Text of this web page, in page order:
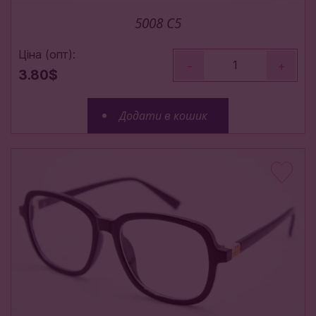
5008 C5
Ціна (опт):
3.80$
- +
Додати в кошик